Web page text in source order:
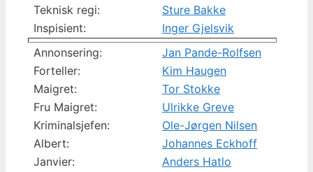
Teknisk regi:
Sture Bakke
Inspisient:
Inger Gjelsvik
Annonsering:
Jan Pande-Rolfsen
Forteller:
Kim Haugen
Maigret:
Tor Stokke
Fru Maigret:
Ulrikke Greve
Kriminalsjefen:
Ole-Jørgen Nilsen
Albert:
Johannes Eckhoff
Janvier:
Anders Hatlo